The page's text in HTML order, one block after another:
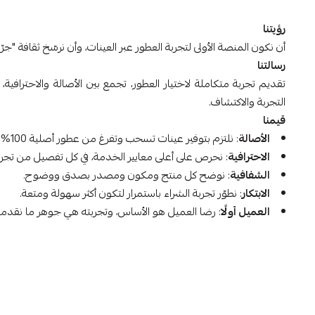
رؤيتنا
أن نكون المنصة الأولى لتجربة العطور عبر العينات، وأن نرسّخ ثقافة
رسالتنا
تقديم تجربة متكاملة لاختيار العطور، تجمع بين الأصالة
التجربة والاكتشاف.
قيمنا
الأصالة: نلتزم بتوفير عينات تسحب وتفرغ من عطور أصلية 100%
الاحترافية: نحرص على أعلى معايير الخدمة، في كل تفصيل من
الشفافية: نوضح كل منتج ومكون ومصدر بصدق ووضوح.
الابتكار: نطوّر تجربة الشراء باستمرار لتكون أكثر سهولة ومتعة.
العميل أولًا: رضا العميل هو الأساس، وتجربته هي جوهر ما